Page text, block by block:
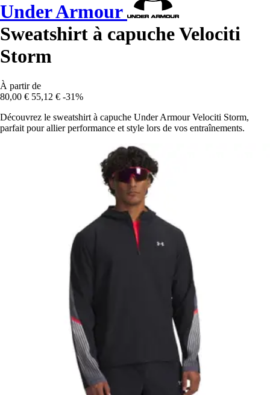
Under Armour
Sweatshirt à capuche Velociti
Storm
À partir de
80,00 € 55,12 € -31%
Découvrez le sweatshirt à capuche Under Armour Velociti Storm,
parfait pour allier performance et style lors de vos entraînements.